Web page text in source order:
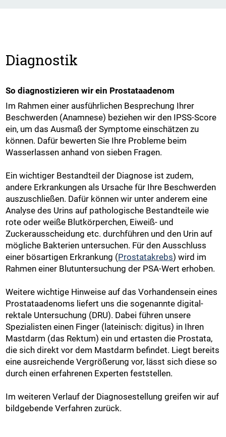
Diagnostik
So diagnostizieren wir ein Prostataadenom
Im Rahmen einer ausführlichen Besprechung Ihrer
Beschwerden (Anamnese) beziehen wir den IPSS-Score
ein, um das Ausmaß der Symptome einschätzen zu
können. Dafür bewerten Sie Ihre Probleme beim
Wasserlassen anhand von sieben Fragen.
Ein wichtiger Bestandteil der Diagnose ist zudem,
andere Erkrankungen als Ursache für Ihre Beschwerden
auszuschließen. Dafür können wir unter anderem eine
Analyse des Urins auf pathologische Bestandteile wie
rote oder weiße Blutkörperchen, Eiweiß- und
Zuckerausscheidung etc. durchführen und den Urin auf
mögliche Bakterien untersuchen. Für den Ausschluss
einer bösartigen Erkrankung (Prostatakrebs) wird im
Rahmen einer Blutuntersuchung der PSA-Wert erhoben.
Weitere wichtige Hinweise auf das Vorhandensein eines
Prostataadenoms liefert uns die sogenannte digital-
rektale Untersuchung (DRU). Dabei führen unsere
Spezialisten einen Finger (lateinisch: digitus) in Ihren
Mastdarm (das Rektum) ein und ertasten die Prostata,
die sich direkt vor dem Mastdarm befindet. Liegt bereits
eine ausreichende Vergrößerung vor, lässt sich diese so
durch einen erfahrenen Experten feststellen.
Im weiteren Verlauf der Diagnosestellung greifen wir auf
bildgebende Verfahren zurück.